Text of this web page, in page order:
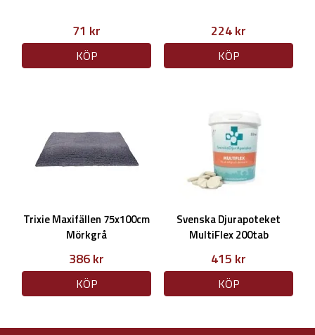
71 kr
KÖP
224 kr
KÖP
Trixie Maxifällen 75x100cm
Mörkgrå
386 kr
KÖP
Svenska Djurapoteket
MultiFlex 200tab
415 kr
KÖP